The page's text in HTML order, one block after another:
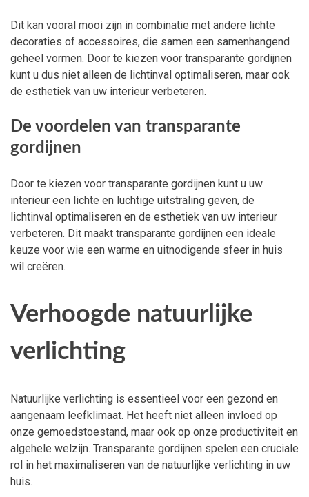
Dit kan vooral mooi zijn in combinatie met andere lichte
decoraties of accessoires, die samen een samenhangend
geheel vormen. Door te kiezen voor transparante gordijnen
kunt u dus niet alleen de lichtinval optimaliseren, maar ook
de esthetiek van uw interieur verbeteren.
De voordelen van transparante
gordijnen
Door te kiezen voor transparante gordijnen kunt u uw
interieur een lichte en luchtige uitstraling geven, de
lichtinval optimaliseren en de esthetiek van uw interieur
verbeteren. Dit maakt transparante gordijnen een ideale
keuze voor wie een warme en uitnodigende sfeer in huis
wil creëren.
Verhoogde natuurlijke
verlichting
Natuurlijke verlichting is essentieel voor een gezond en
aangenaam leefklimaat. Het heeft niet alleen invloed op
onze gemoedstoestand, maar ook op onze productiviteit en
algehele welzijn. Transparante gordijnen spelen een cruciale
rol in het maximaliseren van de natuurlijke verlichting in uw
huis.